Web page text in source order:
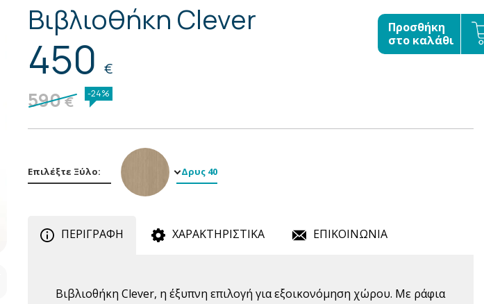
Βιβλιοθήκη Clever
450 €
590€ -24%
Προσθήκη
στο καλάθι
Επιλέξτε Ξύλο: Δρυς 40
ΠΕΡΙΓΡΑΦΗ ΧΑΡΑΚΤΗΡΙΣΤΙΚΑ ΕΠΙΚΟΙΝΩΝΙΑ
Βιβλιοθήκη Clever, η έξυπνη επιλογή για εξοικονόμηση χώρου. Με ράφια